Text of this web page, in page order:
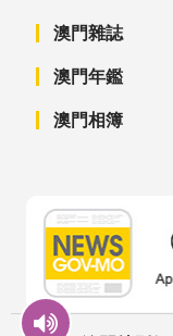
澳門雜誌
澳門年鑑
澳門相簿